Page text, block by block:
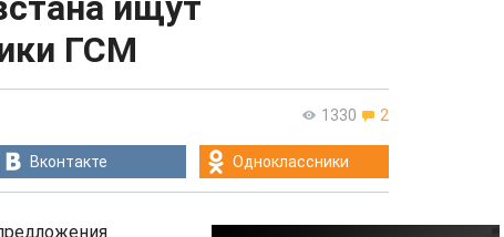
ГСМ
1330 2
Вконтакте Одноклассники